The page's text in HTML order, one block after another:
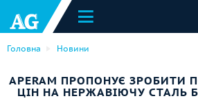
Головна Новини
APERAM ПРОПОНУЄ ЗРОБИТИ
ЦІН НА НЕРЖАВІЮЧУ СТАЛЬ